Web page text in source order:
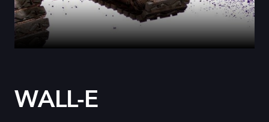
WALL-E